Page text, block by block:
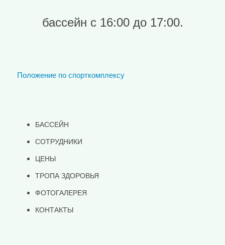
бассейн с 16:00 до 17:00.
Положение по спорткомплексу
БАССЕЙН
СОТРУДНИКИ
ЦЕНЫ
ТРОПА ЗДОРОВЬЯ
ФОТОГАЛЕРЕЯ
КОНТАКТЫ